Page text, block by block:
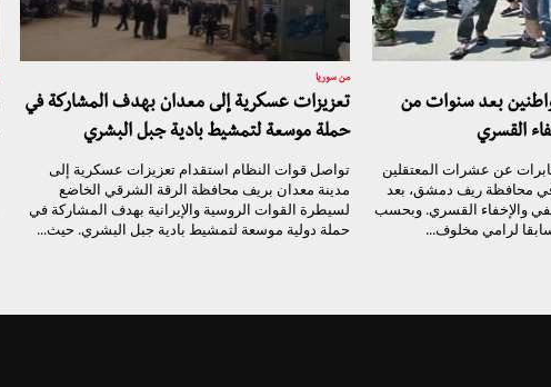
بعد سنوات من
القسري
عن عشرات المعتقلين
في محافظة ريف دمشق، بعد
والإخفاء القسري. وبحسب
لرامي مخلوف...
من سوريا
تعزيزات عسكرية إلى معدان بهدف المشاركة في
حملة موسعة لتمشيط بادية جبل البشري
تواصل قوات النظام استقدام تعزيزات عسكرية إلى
مدينة معدان بريف محافظة الرقة الشرقي الخاضع
لسيطرة القوات الروسية والإيرانية بهدف المشاركة في
حملة دولية موسعة لتمشيط بادية جبل البشري. حيث...